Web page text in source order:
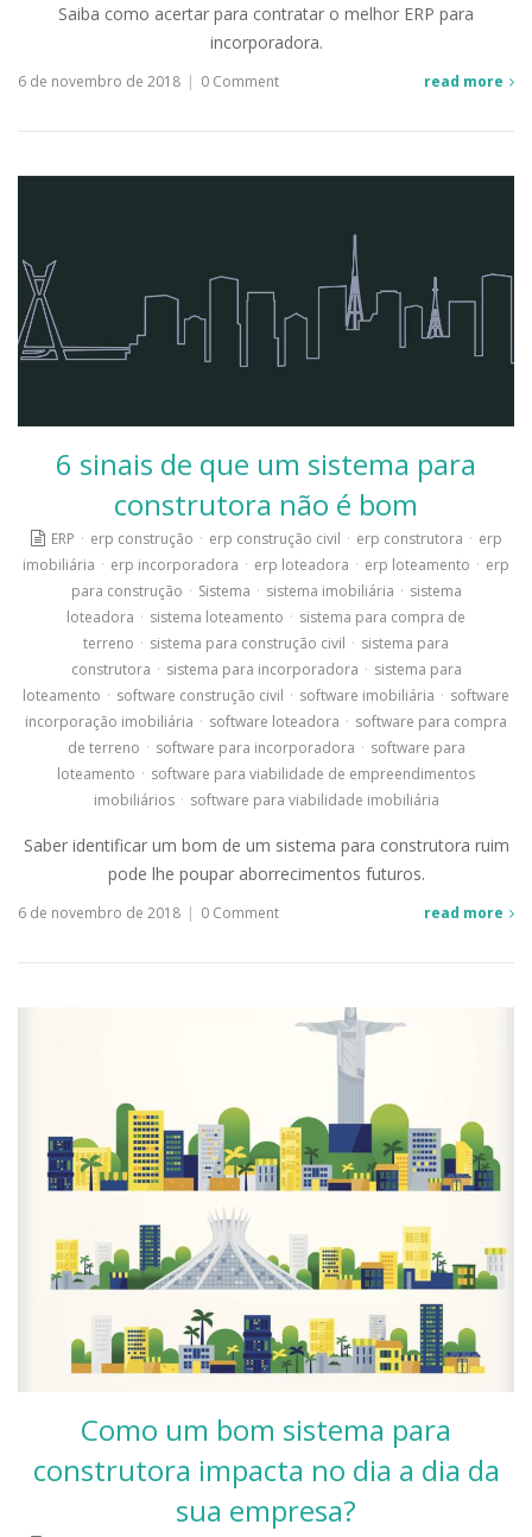
Saiba como acertar para contratar o melhor ERP para
incorporadora.
6 de novembro de 2018 | 0 Comment read more
6 sinais de que um sistema para
construtora não é bom
ERP · erp construção · erp construção civil · erp construtora · erp
imobiliária · erp incorporadora · erp loteadora · erp loteamento · erp
para construção · Sistema · sistema imobiliária · sistema
loteadora · sistema loteamento · sistema para compra de
terreno · sistema para construção civil · sistema para
construtora · sistema para incorporadora · sistema para
loteamento · software construção civil · software imobiliária · software
incorporação imobiliária · software loteadora · software para compra
de terreno · software para incorporadora · software para
loteamento · software para viabilidade de empreendimentos
imobiliários · software para viabilidade imobiliária
Saber identificar um bom de um sistema para construtora ruim
pode lhe poupar aborrecimentos futuros.
6 de novembro de 2018 | 0 Comment read more
Como um bom sistema para
construtora impacta no dia a dia da
sua empresa?